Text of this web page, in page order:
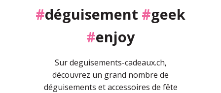
#déguisement #geek
#enjoy
Sur deguisements-cadeaux.ch,
découvrez un grand nombre de
déguisements et accessoires de fête